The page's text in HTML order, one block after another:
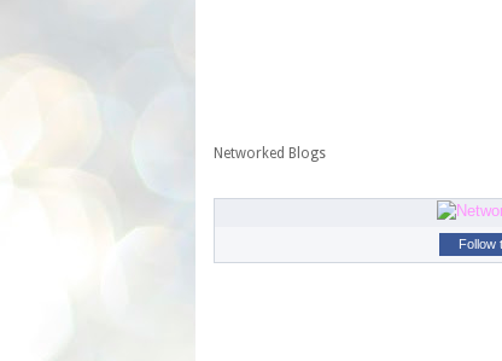
Networked Blogs
Follow